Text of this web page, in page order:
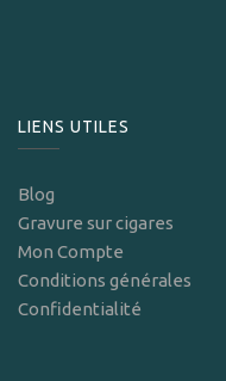
LIENS UTILES
Blog
Gravure sur cigares
Mon Compte
Conditions générales
Confidentialité